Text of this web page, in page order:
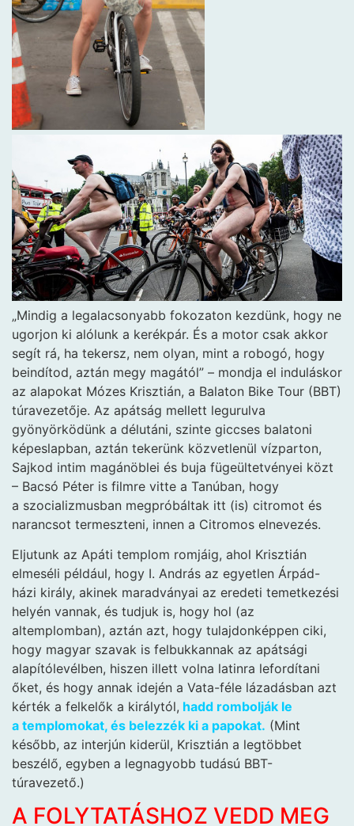
„Mindig a legalacsonyabb fokozaton kezdünk, hogy ne
ugorjon ki alólunk a kerékpár. És a motor csak akkor
segít rá, ha tekersz, nem olyan, mint a robogó, hogy
beindítod, aztán megy magától” – mondja el induláskor
az alapokat Mózes Krisztián, a Balaton Bike Tour (BBT)
túravezetője. Az apátság mellett legurulva
gyönyörködünk a délutáni, szinte giccses balatoni
képeslapban, aztán tekerünk közvetlenül vízparton,
Sajkod intim magánöblei és buja fügeültetvényei közt
– Bacsó Péter is filmre vitte a Tanúban, hogy
a szocializmusban megpróbáltak itt (is) citromot és
narancsot termeszteni, innen a Citromos elnevezés.
Eljutunk az Apáti templom romjáig, ahol Krisztián
elmeséli például, hogy I. András az egyetlen Árpád-
házi király, akinek maradványai az eredeti temetkezési
helyén vannak, és tudjuk is, hogy hol (az
altemplomban), aztán azt, hogy tulajdonképpen ciki,
hogy magyar szavak is felbukkannak az apátsági
alapítólevélben, hiszen illett volna latinra lefordítani
őket, és hogy annak idején a Vata-féle lázadásban azt
kérték a felkelők a királytól, hadd rombolják le
a templomokat, és belezzék ki a papokat. (Mint
később, az interjún kiderül, Krisztián a legtöbbet
beszélő, egyben a legnagyobb tudású BBT-
túravezető.)
A FOLYTATÁSHOZ VEDD MEG